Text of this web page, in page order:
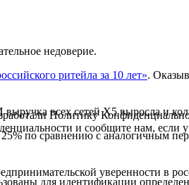
недоверие.
ритейла за 10 лет».
выручка всех сетей Х5 выросла и
по сравнению с аналогичным
уверенности в
Политику
и сообщите нам, если
для идентификации